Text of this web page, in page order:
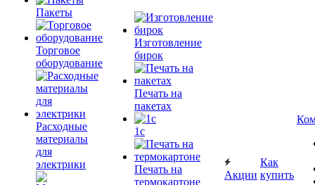
Пакеты
Торговое
оборудование
Расходные
материалы
для
электрики
Изготовление
бирок
Печать на
пакетах
1c
Печать на
термокартоне
Акции
Как
купить